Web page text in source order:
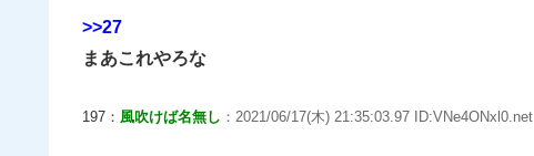
>>27
まあこれやろな
197： 風吹けば名無し ：2021/06/17(木) 21:35:03.97 ID:VNe4ONxl0.net